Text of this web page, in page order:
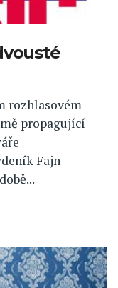
rozhlasovém
propagující
Fajn